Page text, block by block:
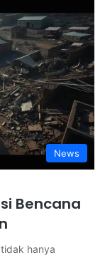
News
Bencana
hanya